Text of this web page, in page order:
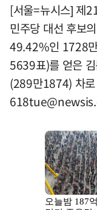
[서울=뉴시스] 제
민주당 대선 후보
49.42%인 1728
5639표)를 얻은
(289만1874) 차로